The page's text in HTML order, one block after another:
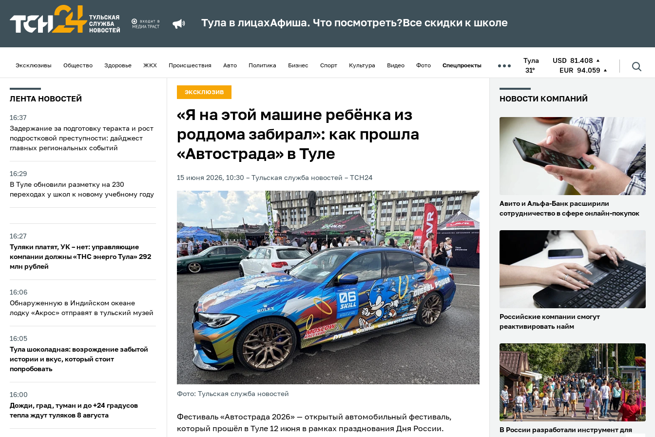
Тула в лицахАфиша. Что посмотреть? Все скидки к школе
Эксклюзивы Общество Здоровье ЖКХ Происшествия Авто Политика Бизнес Спорт Культура Видео Фото Спецпроекты
Тула
31°
USD 81.408
EUR 94.059
ЛЕНТА НОВОСТЕЙ
16:37
Задержание за подготовку теракта и рост
подростковой преступности: дайджест
главных региональных событий
16:29
В Туле обновили разметку на 230
переходах у школ к новому учебному году
16:27
Туляки платят, УК – нет: управляющие
компании должны «ТНС энерго Тула» 292
млн рублей
16:06
Обнаруженную в Индийском океане
лодку «Акрос» отправят в тульский музей
16:05
Тула шоколадная: возрождение забытой
истории и вкус, который стоит
попробовать
16:00
Дожди, град, туман и до +24 градусов
тепла ждут туляков 8 августа
ЭКСКЛЮЗИВ
«Я на этой машине ребёнка из
роддома забирал»: как прошла
«Автострада» в Туле
15 июня 2026, 10:30 Тульская служба новостей ТСН24
Фото: Тульская служба новостей
Фестиваль «Автострада 2026» — открытый автомобильный фестиваль,
который прошёл в Туле 12 июня в рамках празднования Дня России.
НОВОСТИ КОМПАНИЙ
Авито и Альфа-Банк расширили
сотрудничество в сфере онлайн-покупок
Российские компании смогут
реактивировать найм
В России разработали инструмент для